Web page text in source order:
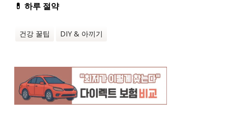
💊 하루 절약
건강 꿀팁 DIY & 아끼기